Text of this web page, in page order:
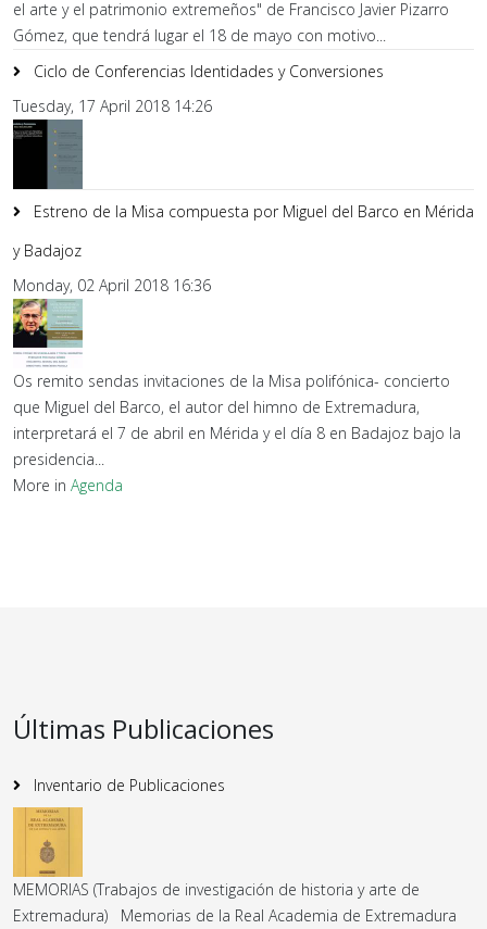
el arte y el patrimonio extremeños" de Francisco Javier Pizarro
Gómez, que tendrá lugar el 18 de mayo con motivo...
Ciclo de Conferencias Identidades y Conversiones
Tuesday, 17 April 2018 14:26
Estreno de la Misa compuesta por Miguel del Barco en Mérida
y Badajoz
Monday, 02 April 2018 16:36
Os remito sendas invitaciones de la Misa polifónica- concierto
que Miguel del Barco, el autor del himno de Extremadura,
interpretará el 7 de abril en Mérida y el día 8 en Badajoz bajo la
presidencia...
More in Agenda
Últimas Publicaciones
Inventario de Publicaciones
MEMORIAS (Trabajos de investigación de historia y arte de
Extremadura) Memorias de la Real Academia de Extremadura